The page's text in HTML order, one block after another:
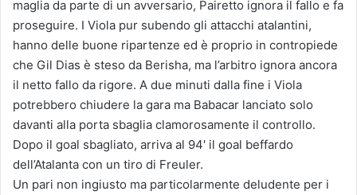
maglia da parte di un avversario, Pairetto ignora il fallo e fa
proseguire. I Viola pur subendo gli attacchi atalantini,
hanno delle buone ripartenze ed è proprio in contropiede
che Gil Dias è steso da Berisha, ma l’arbitro ignora ancora
il netto fallo da rigore. A due minuti dalla fine i Viola
potrebbero chiudere la gara ma Babacar lanciato solo
davanti alla porta sbaglia clamorosamente il controllo.
Dopo il goal sbagliato, arriva al 94′ il goal beffardo
dell’Atalanta con un tiro di Freuler.
Un pari non ingiusto ma particolarmente deludente per i